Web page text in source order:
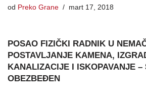
od Preko Grane mart 17, 2018
POSAO FIZIČKI RADNIK U
POSTAVLJANJE KAMENA,
KANALIZACIJE I ISKOPAVANJE –
OBEZBEĐEN